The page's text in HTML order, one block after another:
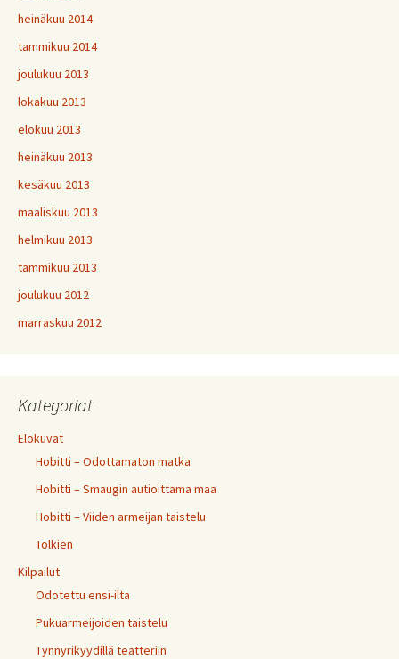
heinäkuu 2014
tammikuu 2014
joulukuu 2013
lokakuu 2013
elokuu 2013
heinäkuu 2013
kesäkuu 2013
maaliskuu 2013
helmikuu 2013
tammikuu 2013
joulukuu 2012
marraskuu 2012
Kategoriat
Elokuvat
Hobitti – Odottamaton matka
Hobitti – Smaugin autioittama maa
Hobitti – Viiden armeijan taistelu
Tolkien
Kilpailut
Odotettu ensi-ilta
Pukuarmeijoiden taistelu
Tynnyrikyydillä teatteriin